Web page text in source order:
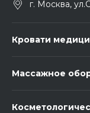
г. Москва,
Кровати
Массажное